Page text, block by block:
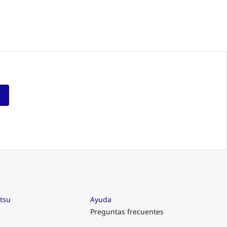
Ayuda
Preguntas frecuentes